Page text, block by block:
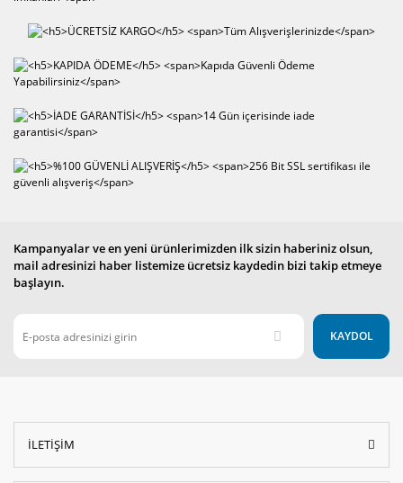
Kampanyalar ve en yeni ürünlerimizden ilk sizin haberiniz olsun,
mail adresinizi haber listemize ücretsiz kaydedin bizi takip etmeye
başlayın.
KAYDOL
İLETİŞİM